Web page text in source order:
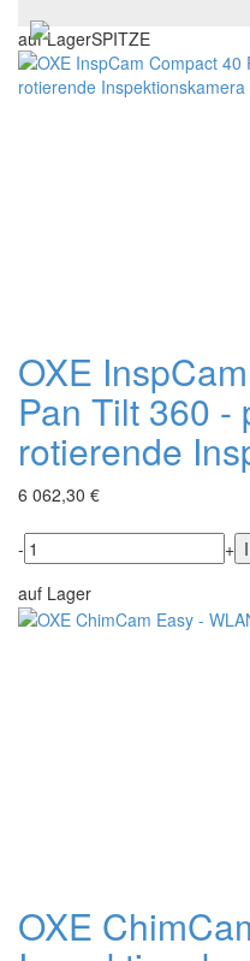
auf LagerSPITZE
OXE
Pan Tilt 360 -
rotierende
6 062,30 €
-
+
auf Lager
OXE